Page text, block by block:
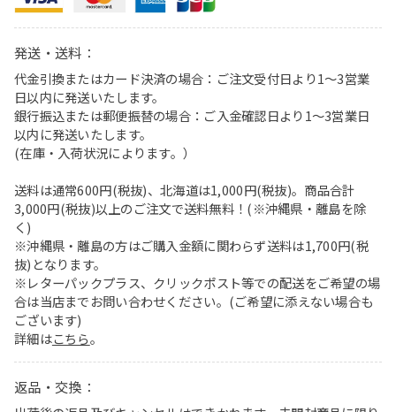
発送・送料：
代金引換またはカード決済の場合：ご注文受付日より1〜3営業
日以内に発送いたします。
銀行振込または郵便振替の場合：ご入金確認日より1〜3営業日
以内に発送いたします。
(在庫・入荷状況によります。）
送料は通常600円(税抜)、北海道は1,000円(税抜)。商品合計
3,000円(税抜)以上のご注文で送料無料！(※沖縄県・離島を除
く)
※沖縄県・離島の方はご購入金額に関わらず送料は1,700円(税
抜)となります。
※レターパックプラス、クリックポスト等での配送をご希望の場
合は当店までお問い合わせください。(ご希望に添えない場合も
ございます)
詳細はこちら。
返品・交換：